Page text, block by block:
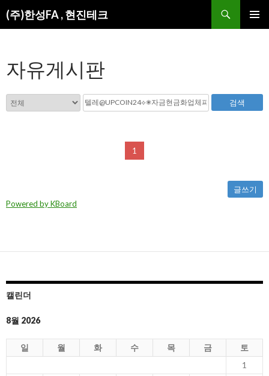
(주)한성FA , 현진테크
검
색
로
건
뛰
기
자유게시판
검색
1
글쓰기
Powered by KBoard
캘린더
8월 2026
일 월 화 수 목 금 토
1